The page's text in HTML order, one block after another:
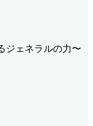
ジェネラルの力〜